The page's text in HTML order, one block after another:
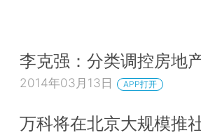
李克强：分类调控房地
2014年03月13日 APP打开
万科将在北京大规模推